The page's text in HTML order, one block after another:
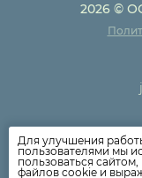
2026 ©
Для улучшения
пользователями мы
пользоваться
файлов cookie и